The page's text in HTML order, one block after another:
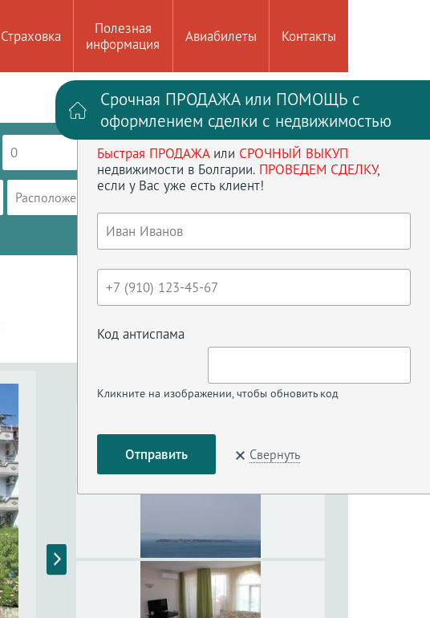
Страховка
Полезная
информация
Авиабилеты Контакты
Войти на сайт Регистрация
до кв.м
Расположение Кол-во спален
Срочная ПРОДАЖА или ПОМОЩЬ с
оформлением сделки с недвижимостью
Быстрая ПРОДАЖАили СРОЧНЫЙ ВЫКУП
недвижимости в Болгарии. ПРОВЕДЕМ СДЕЛКУ,
если у Вас уже есть клиент!
Код антиспама
Кликните на изображении, чтобы обновить код
Свернуть